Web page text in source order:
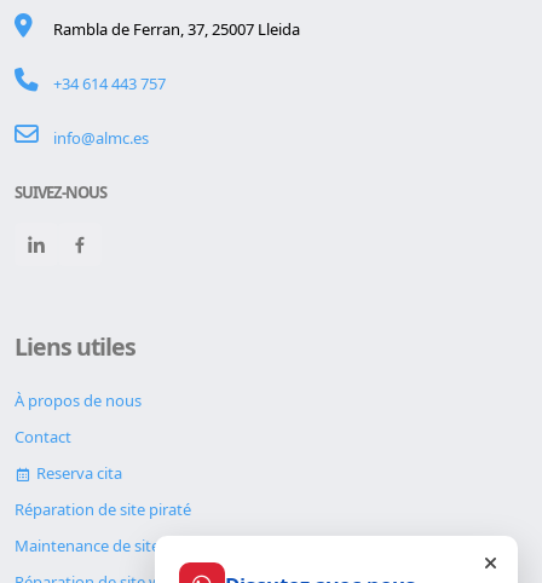
Rambla de Ferran, 37, 25007 Lleida
+34 614 443 757
info@almc.es
SUIVEZ-NOUS
Liens utiles
À propos de nous
Contact
Reserva cita
Réparation de site piraté
Maintenance de site web